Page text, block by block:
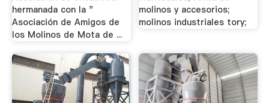
hermanada con la "
Asociación de Amigos de
los Molinos de Mota de ...
molinos y accesorios;
molinos industriales tory;